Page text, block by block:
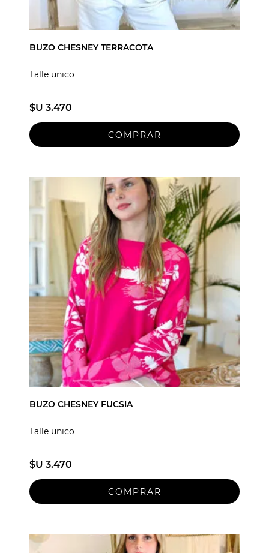
BUZO CHESNEY TERRACOTA
Talle unico
$U 3.470
BUZO CHESNEY FUCSIA
Talle unico
$U 3.470